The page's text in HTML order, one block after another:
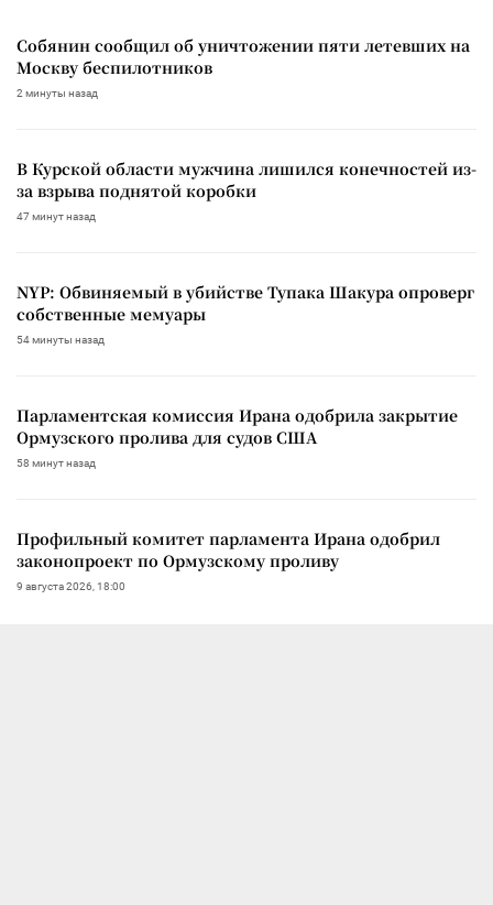
Собянин сообщил об уничтожении пяти летевших на
Москву беспилотников
2 минуты назад
В Курской области мужчина лишился конечностей из-
за взрыва поднятой коробки
47 минут назад
NYP: Обвиняемый в убийстве Тупака Шакура опроверг
собственные мемуары
54 минуты назад
Парламентская комиссия Ирана одобрила закрытие
Ормузского пролива для судов США
58 минут назад
Профильный комитет парламента Ирана одобрил
законопроект по Ормузскому проливу
9 августа 2026, 18:00